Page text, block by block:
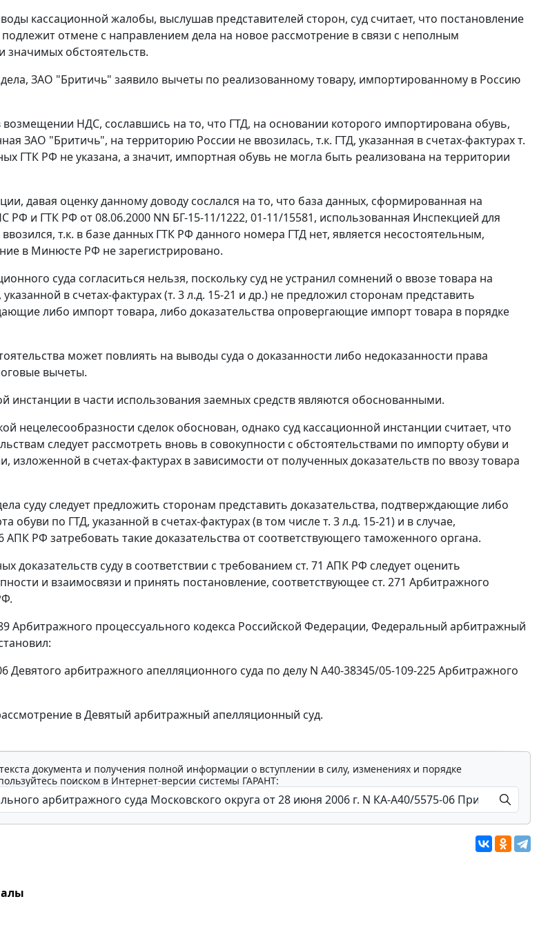
кассационной жалобы, выслушав представителей сторон, суд считает, что постановление
отмене с направлением дела на новое рассмотрение в связи с неполным
значимых обстоятельств.
дела, ЗАО "Бритичь" заявило вычеты по реализованному товару, импортированному в Россию
возмещении НДС, сославшись на то, что ГТД, на основании которого импортирована обувь,
ЗАО "Бритичь", на территорию России не ввозилась, т.к. ГТД, указанная в счетах-фактурах т.
ГТК РФ не указана, а значит, импортная обувь не могла быть реализована на территории
давая оценку данному доводу сослался на то, что база данных, сформированная на
РФ и ГТК РФ от 08.06.2000 NN БГ-15-11/1222, 01-11/15581, использованная Инспекцией для
т.к. в базе данных ГТК РФ данного номера ГТД нет, является несостоятельным,
в Минюсте РФ не зарегистрировано.
суда согласиться нельзя, поскольку суд не устранил сомнений о ввозе товара на
, указанной в счетах-фактурах (т. 3 л.д. 15-21 и др.) не предложил сторонам представить
либо импорт товара, либо доказательства опровергающие импорт товара в порядке
может повлиять на выводы суда о доказанности либо недоказанности права
вычеты.
инстанции в части использования заемных средств являются обоснованными.
нецелесообразности сделок обоснован, однако суд кассационной инстанции считает, что
следует рассмотреть вновь в совокупности с обстоятельствами по импорту обуви и
изложенной в счетах-фактурах в зависимости от полученных доказательств по ввозу товара
суду следует предложить сторонам представить доказательства, подтверждающие либо
обуви по ГТД, указанной в счетах-фактурах (в том числе т. 3 л.д. 15-21) и в случае,
АПК РФ затребовать такие доказательства от соответствующего таможенного органа.
доказательств суду в соответствии с требованием ст. 71 АПК РФ следует оценить
и взаимосвязи и принять постановление, соответствующее ст. 271 Арбитражного
Арбитражного процессуального кодекса Российской Федерации, Федеральный арбитражный
Девятого арбитражного апелляционного суда по делу N А40-38345/05-109-225 Арбитражного
в Девятый арбитражный апелляционный суд.
документа и получения полной информации о вступлении в силу, изменениях и порядке
поиском в Интернет-версии системы ГАРАНТ: